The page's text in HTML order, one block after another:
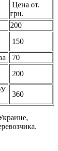
Цена от.
грн.
200
150
70
200
360